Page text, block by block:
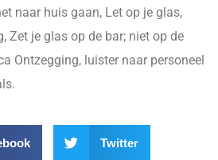
naar huis gaan, Let op je glas,
Zet je glas op de bar; niet op de
Ontzegging, luister naar personeel
Twitter